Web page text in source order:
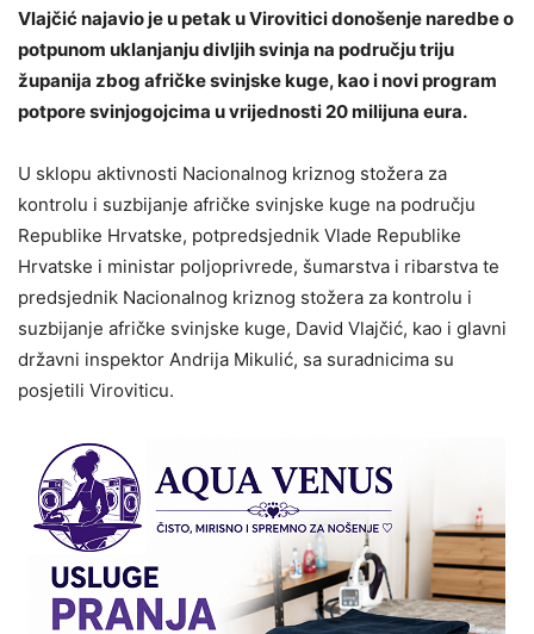
Vlajčić najavio je u petak u Virovitici donošenje naredbe o
potpunom uklanjanju divljih svinja na području triju
županija zbog afričke svinjske kuge, kao i novi program
potpore svinjogojcima u vrijednosti 20 milijuna eura.
U sklopu aktivnosti Nacionalnog kriznog stožera za
kontrolu i suzbijanje afričke svinjske kuge na području
Republike Hrvatske, potpredsjednik Vlade Republike
Hrvatske i ministar poljoprivrede, šumarstva i ribarstva te
predsjednik Nacionalnog kriznog stožera za kontrolu i
suzbijanje afričke svinjske kuge, David Vlajčić, kao i glavni
državni inspektor Andrija Mikulić, sa suradnicima su
posjetili Viroviticu.